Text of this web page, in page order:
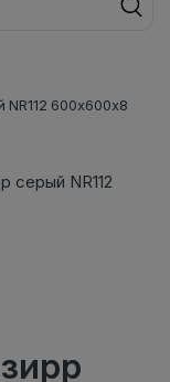
600х600х8